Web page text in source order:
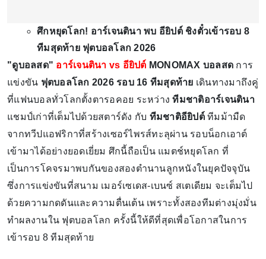
ศึกหยุดโลก! อาร์เจนตินา พบ อียิปต์ ชิงตั๋วเข้ารอบ 8
ทีมสุดท้าย ฟุตบอลโลก 2026
"ดูบอลสด" อาร์เจนตินา vs อียิปต์ MONOMAX บอลสด การ
แข่งขัน ฟุตบอลโลก 2026 รอบ 16 ทีมสุดท้าย เดินทางมาถึงคู่
ที่แฟนบอลทั่วโลกตั้งตารอคอย ระหว่างทีมชาติอาร์เจนตินา
แชมป์เก่าที่เต็มไปด้วยสตาร์ดัง กับ ทีมชาติอียิปต์ทีมม้ามืด
จากทวีปแอฟริกาที่สร้างเซอร์ไพรส์ทะลุผ่าน รอบน็อกเอาต์
เข้ามาได้อย่างยอดเยี่ยม ศึกนี้ถือเป็น แมตช์หยุดโลก ที่
เป็นการโคจรมาพบกันของสองตำนานลูกหนังในยุคปัจจุบัน
ซึ่งการแข่งขันที่สนาม เมอร์เซเดส-เบนซ์ สเตเดียม จะเต็มไป
ด้วยความกดดันและความตื่นเต้น เพราะทั้งสองทีมต่างมุ่งมั่น
ทำผลงานใน ฟุตบอลโลก ครั้งนี้ให้ดีที่สุดเพื่อโอกาสในการ
เข้ารอบ 8 ทีมสุดท้าย